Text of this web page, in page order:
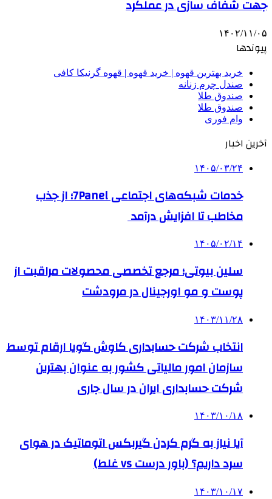
جهت شفاف سازی در عملکرد
۱۴۰۲/۱۱/۰۵
پیوندها
خرید بهترین قهوه | خرید قهوه | قهوه گرنیکا کافی
صندل چرم زنانه
صندوق طلا
صندوق طلا
وام فوری
آخرین اخبار
۱۴۰۵/۰۳/۲۴
خدمات شبکه‌های اجتماعی 7Panel؛ از جذب
مخاطب تا افزایش درآمد
۱۴۰۵/۰۲/۱۴
سلین بیوتی؛ مرجع تخصصی محصولات مراقبت از
پوست و مو اورجینال در مرودشت
۱۴۰۳/۱۱/۲۸
انتخاب شرکت حسابداری کاوش گویا ارقام توسط
سازمان امور مالیاتی کشور به عنوان بهترین
شرکت حسابداری ایران در سال جاری
۱۴۰۳/۱۰/۱۸
آیا نیاز به گرم کردن گیربکس اتوماتیک در هوای
سرد داریم؟ (باور درست vs غلط)
۱۴۰۳/۱۰/۱۷